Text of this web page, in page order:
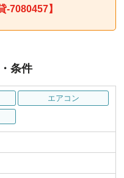
-7080457】
条件
エアコン